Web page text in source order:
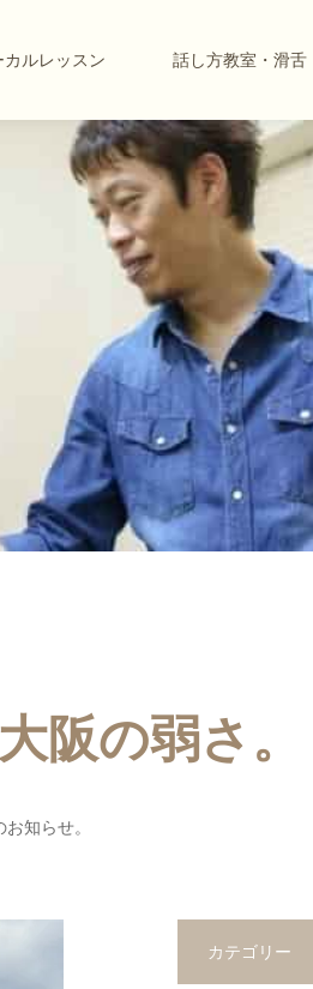
カルレッスン 話し方教室・滑舌
阪の弱さ。
知らせ。
カテゴリー